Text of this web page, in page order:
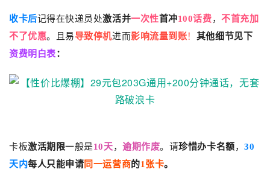
收卡后记得在快递员处激活并一次性首冲100话费，不首充加
不了优惠。且易导致停机进而影响流量到账！ 其他细节见下
资费明白表：
卡板激活期限一般是10天，逾期作废。请珍惜办卡名额，30
天内每人只能申请同一运营商的1张卡。